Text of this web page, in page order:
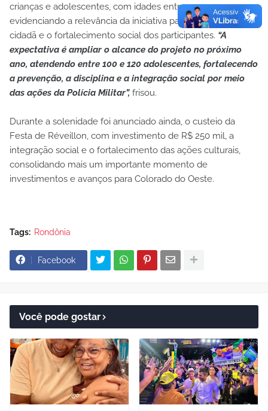
crianças e adolescentes, com idades entre 10 e 17 anos,
evidenciando a relevância da iniciativa para a formação
cidadã e o fortalecimento social dos participantes. “A
expectativa é ampliar o alcance do projeto no próximo
ano, atendendo entre 100 e 120 adolescentes, fortalecendo
a prevenção, a disciplina e a integração social por meio
das ações da Polícia Militar”, frisou.
Durante a solenidade foi anunciado ainda, o custeio da
Festa de Réveillon, com investimento de R$ 250 mil, a
integração social e o fortalecimento das ações culturais,
consolidando mais um importante momento de
investimentos e avanços para Colorado do Oeste.
Tags: Rondônia
Facebook
Você pode gostar